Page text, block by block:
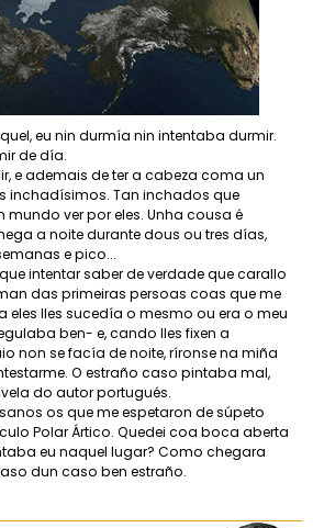
eu nin durmía nin intentaba durmir.
de día.
e ademais de ter a cabeza coma un
inchadísimos. Tan inchados que
ver por eles. Unha cousa é
a noite durante dous ou tres días,
e pico...
intentar saber de verdade que carallo
das primeiras persoas coas que me
eles lles sucedía o mesmo ou era o meu
ben- e, cando lles fixen a
non se facía de noite, ríronse na miña
O estraño caso pintaba mal,
do autor portugués.
os que me espetaron de súpeto
Polar Ártico. Quedei coa boca aberta
eu naquel lugar? Como chegara
dun caso ben estraño.